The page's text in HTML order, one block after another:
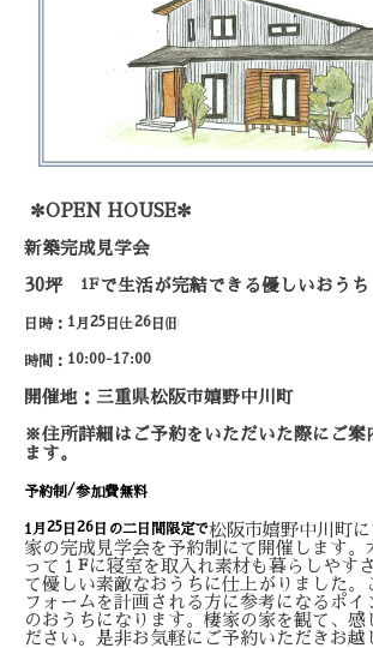
✼OPEN HOUSE✼
新築完成見学会
30坪 1Fで生活が完結できる優しいおうち
日時： 1 月25 日㈯26 日㈰
時間： 10:00-17:00
開催地：三重県松阪市嬉野中川町
※住所詳細はご予約をいただいた際に ご案
ます。
予約制 /参加費無料
1 月25 日26 日の二日間限定で松阪市嬉野中川町に
家の完成見学会を予約制にて開催します。
って１ Fに寝室を取入れ素材も暮らしやす
て優しい素敵なおうちに仕上がりました。
フォームを計画される方に参考になるポイ
のおうちになります。棲家の家を観て、感
ださい。是非お気軽にご予約いただきお越